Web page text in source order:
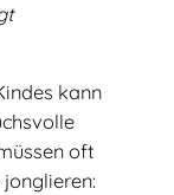
kann
oft
jonglieren: